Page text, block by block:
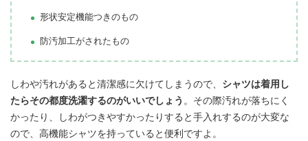
形状安定機能つきのもの
防汚加工がされたもの
しわや汚れがあると清潔感に欠けてしまうので、 シャツは着用し
たらその都度洗濯するのがいいでしょう 。その際汚れが落ちにく
かったり、しわがつきやすかったりすると手入れするのが大変な
ので、高機能シャツを持っていると便利ですよ。